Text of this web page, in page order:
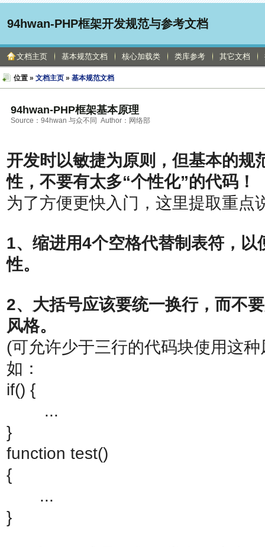
94hwan-PHP框架开发规范与参考文档
文档主页 基本规范文档 核心加载类 类库参考 其它文档
位置 » 文档主页 » 基本规范文档
94hwan-PHP框架基本原理
Source：94hwan 与众不同 Author：网络部
开发时以敏捷为原则，但基本的规
性，不要有太多“个性化”的代码！
为了方便更快入门，这里提取重点
1、缩进用4个空格代替制表符，
性。
2、大括号应该要统一换行，而不
风格。
(可允许少于三行的代码块使用这
如：
if() {
...
}
function test()
{
...
}